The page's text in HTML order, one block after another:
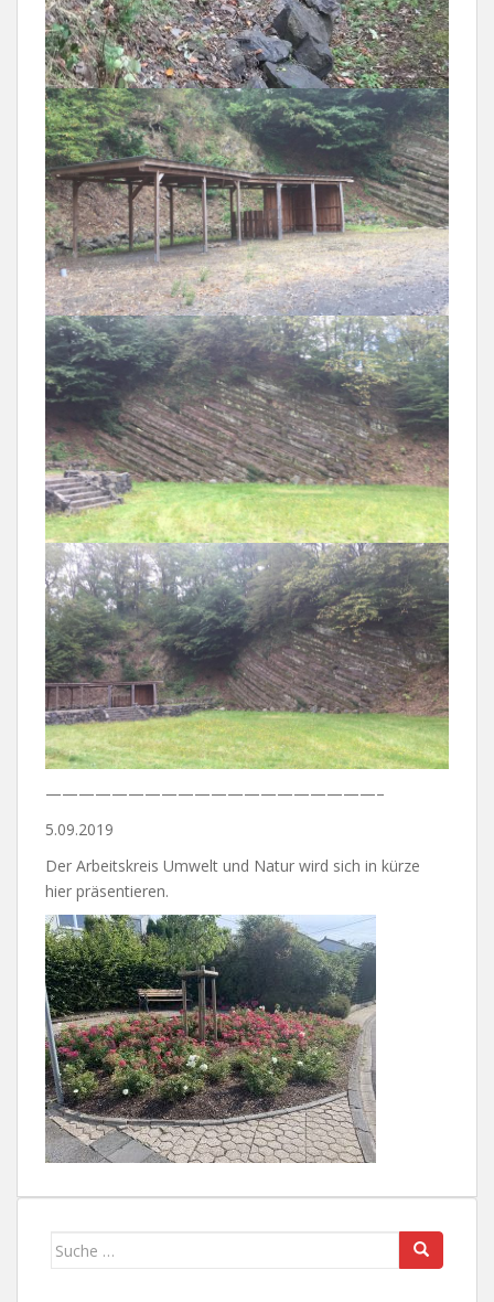
————————————————————–
5.09.2019
Der Arbeitskreis Umwelt und Natur wird sich in kürze
hier präsentieren.
Suche